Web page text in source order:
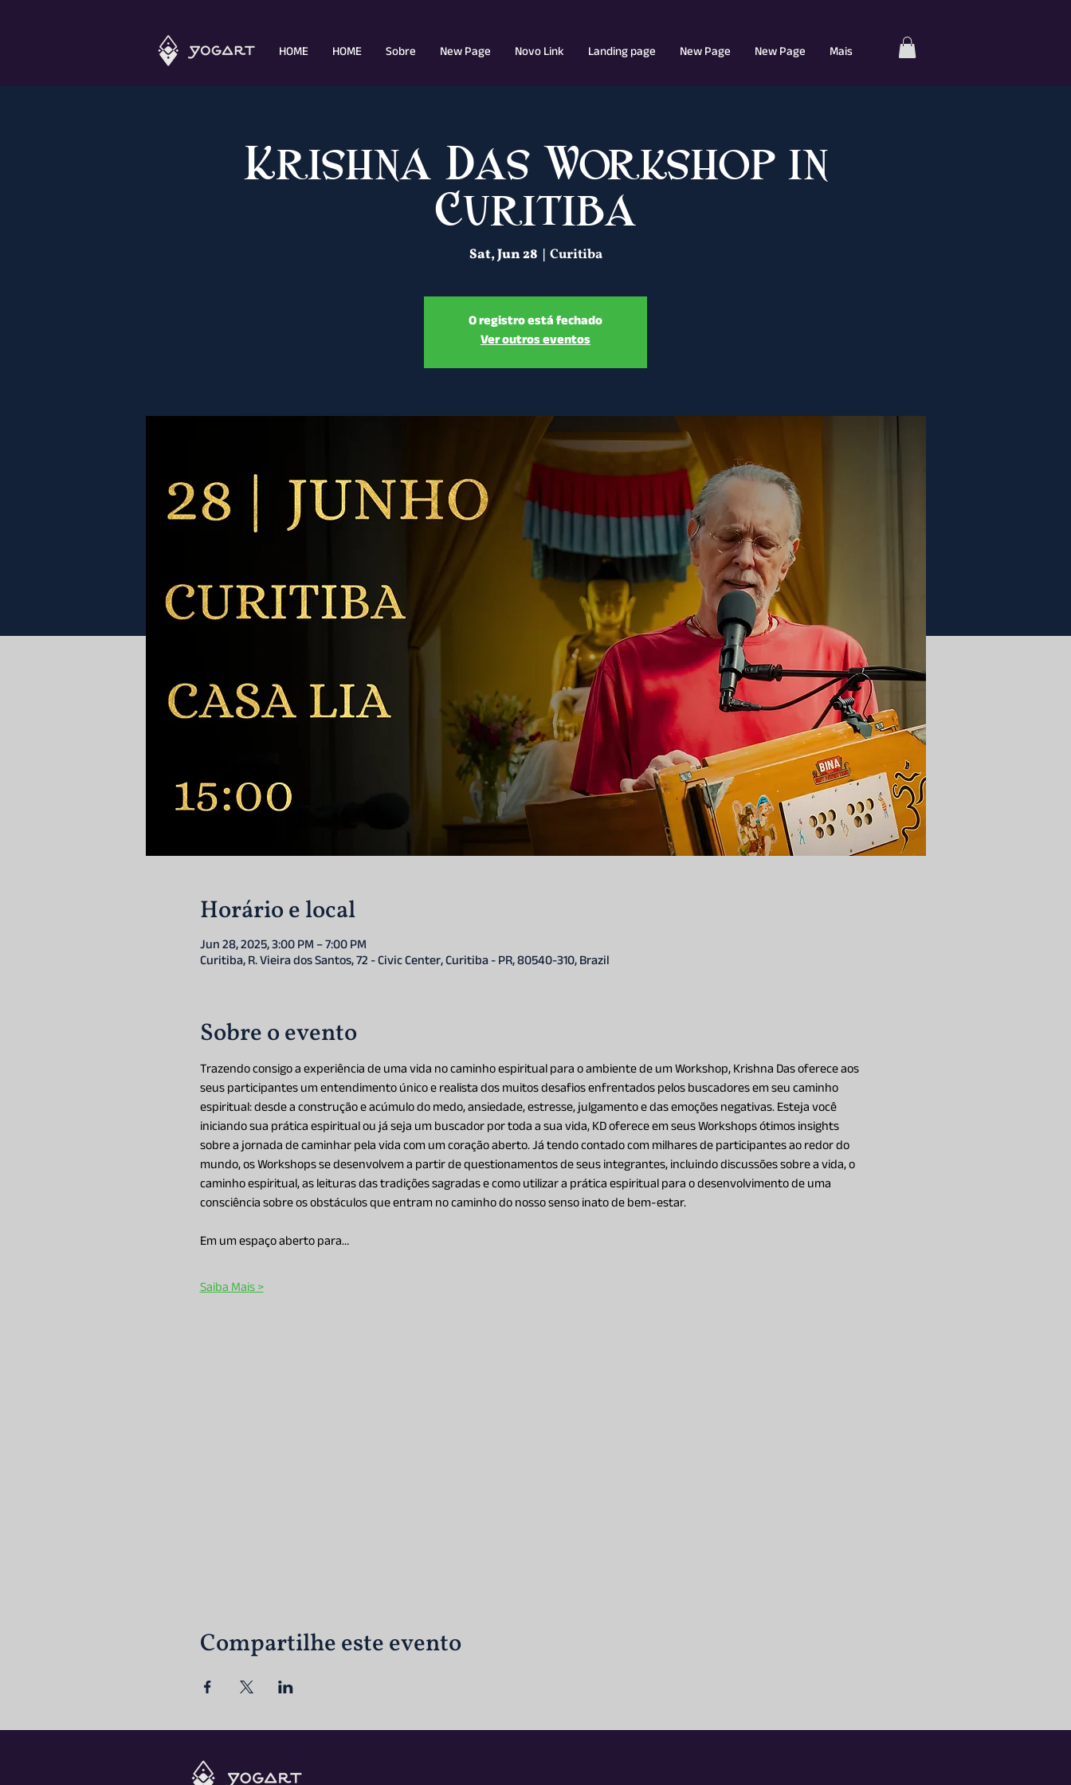
HOME HOME Sobre New Page Novo Link Landing page New Page New Page Mais
Krishna Das Workshop in
Curitiba
Sat, Jun 28
  |
Curitiba
O registro está fechado
Ver outros eventos
Horário e local
Jun 28, 2025, 3:00 PM – 7:00 PM
Curitiba, R. Vieira dos Santos, 72 - Civic Center, Curitiba - PR, 80540-310, Brazil
Sobre o evento
Trazendo consigo a experiência de uma vida no caminho espiritual para o ambiente de um Workshop, Krishna Das oferece aos
seus participantes um entendimento único e realista dos muitos desafios enfrentados pelos buscadores em seu caminho
espiritual: desde a construção e acúmulo do medo, ansiedade, estresse, julgamento e das emoções negativas. Esteja você
iniciando sua prática espiritual ou já seja um buscador por toda a sua vida, KD oferece em seus Workshops ótimos insights
sobre a jornada de caminhar pela vida com um coração aberto. Já tendo contado com milhares de participantes ao redor do
mundo, os Workshops se desenvolvem a partir de questionamentos de seus integrantes, incluindo discussões sobre a vida, o
caminho espiritual, as leituras das tradições sagradas e como utilizar a prática espiritual para o desenvolvimento de uma
consciência sobre os obstáculos que entram no caminho do nosso senso inato de bem-estar.
Em um espaço aberto para…
Saiba Mais >
Compartilhe este evento